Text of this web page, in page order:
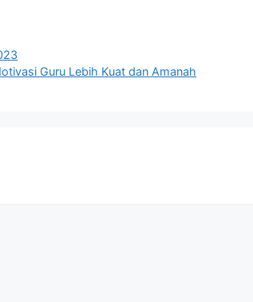
Guru Lebih Kuat dan Amanah